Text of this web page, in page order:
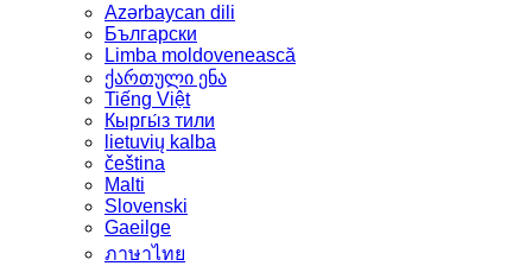
Azərbaycan dili
Български
Limba moldovenească
ქართული ენა
Tiếng Việt
Кыргы́з тили
lietuvių kalba
čeština
Malti
Slovenski
Gaeilge
ภาษาไทย